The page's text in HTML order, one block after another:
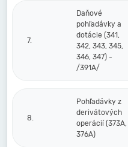
7.
Daňové
pohľadávky a
dotácie (341,
342, 343, 345,
346, 347) -
/391A/
8.
Pohľadávky z
derivátových
operácií (373A,
376A)